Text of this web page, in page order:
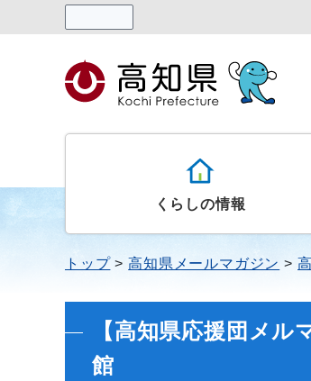
くらしの情報
トップ 高知県メールマガジン
【高知県応援団メ
館